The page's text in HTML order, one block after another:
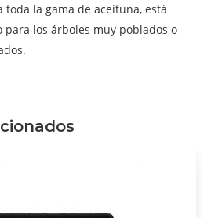
toda la gama de aceituna, está
los árboles muy poblados o